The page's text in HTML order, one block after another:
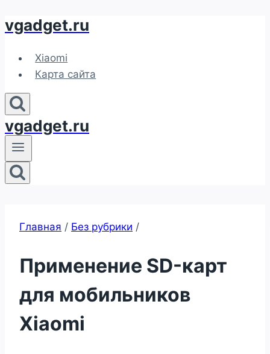
Перейти
содержимому
vgadget.ru
Xiaomi
Карта сайта
vgadget.ru
Главная / Без рубрики /
Применение SD-карт
для мобильников
Xiaomi